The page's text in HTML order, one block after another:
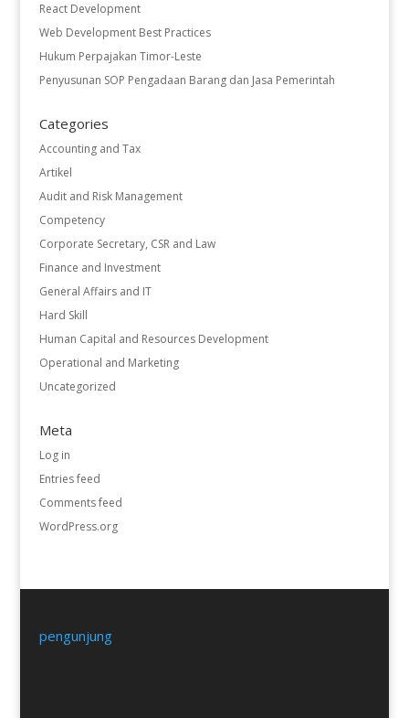
React Development
Web Development Best Practices
Hukum Perpajakan Timor-Leste
Penyusunan SOP Pengadaan Barang dan Jasa Pemerintah
Categories
Accounting and Tax
Artikel
Audit and Risk Management
Competency
Corporate Secretary, CSR and Law
Finance and Investment
General Affairs and IT
Hard Skill
Human Capital and Resources Development
Operational and Marketing
Uncategorized
Meta
Log in
Entries feed
Comments feed
WordPress.org
pengunjung